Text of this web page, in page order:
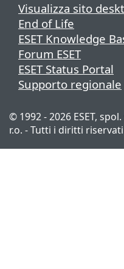
Visualizza sito
End of Life
ESET Knowledge
Forum ESET
ESET Status Portal
Supporto regionale
© 1992 - 2026 ESET, spol.
r.o. - Tutti i diritti